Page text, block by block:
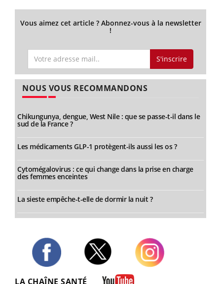
Vous aimez cet article ? Abonnez-vous à la newsletter
!
S'inscrire
NOUS VOUS RECOMMANDONS
Chikungunya, dengue, West Nile : que se passe-t-il dans le
sud de la France ?
Les médicaments GLP-1 protègent-ils aussi les os ?
Cytomégalovirus : ce qui change dans la prise en charge
des femmes enceintes
La sieste empêche-t-elle de dormir la nuit ?
LA CHAÎNE SANTÉ